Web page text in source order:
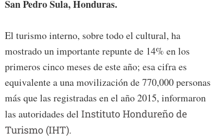
San Pedro Sula, Honduras.
El turismo interno, sobre todo el cultural, ha
mostrado un importante repunte de 14% en los
primeros cinco meses de este año; esa cifra es
equivalente a una movilización de 770,000 personas
más que las registradas en el año 2015, informaron
las autoridades del Instituto Hondureño de
Turismo (IHT).